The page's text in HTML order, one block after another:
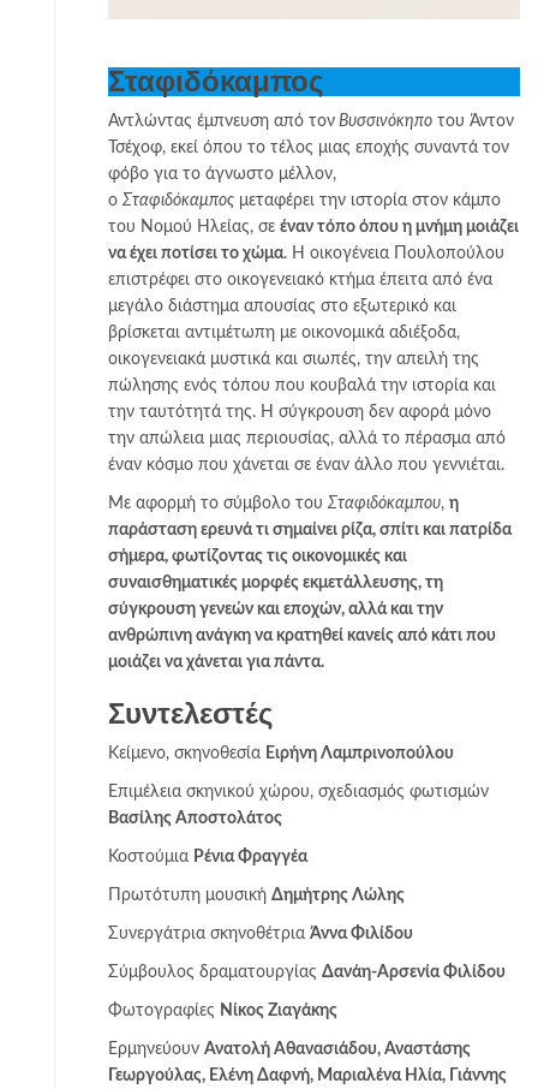
Σταφιδόκαμπος
Αντλώντας έμπνευση από τον Βυσσινόκηπο του Άντον
Τσέχοφ, εκεί όπου το τέλος μιας εποχής συναντά τον
φόβο για το άγνωστο μέλλον,
ο Σταφιδόκαμπος μεταφέρει την ιστορία στον κάμπο
του Νομού Ηλείας, σε έναν τόπο όπου η μνήμη μοιάζει
να έχει ποτίσει το χώμα. Η οικογένεια Πουλοπούλου
επιστρέφει στο οικογενειακό κτήμα έπειτα από ένα
μεγάλο διάστημα απουσίας στο εξωτερικό και
βρίσκεται αντιμέτωπη με οικονομικά αδιέξοδα,
οικογενειακά μυστικά και σιωπές, την απειλή της
πώλησης ενός τόπου που κουβαλά την ιστορία και
την ταυτότητά της. Η σύγκρουση δεν αφορά μόνο
την απώλεια μιας περιουσίας, αλλά το πέρασμα από
έναν κόσμο που χάνεται σε έναν άλλο που γεννιέται.
Με αφορμή το σύμβολο του Σταφιδόκαμπου, η
παράσταση ερευνά τι σημαίνει ρίζα, σπίτι και πατρίδα
σήμερα, φωτίζοντας τις οικονομικές και
συναισθηματικές μορφές εκμετάλλευσης, τη
σύγκρουση γενεών και εποχών, αλλά και την
ανθρώπινη ανάγκη να κρατηθεί κανείς από κάτι που
μοιάζει να χάνεται για πάντα.
Συντελεστές
Κείμενο, σκηνοθεσία Ειρήνη Λαμπρινοπούλου
Επιμέλεια σκηνικού χώρου, σχεδιασμός φωτισμών
Βασίλης Αποστολάτος
Κοστούμια Ρένια Φραγγέα
Πρωτότυπη μουσική Δημήτρης Λώλης
Συνεργάτρια σκηνοθέτρια Άννα Φιλίδου
Σύμβουλος δραματουργίας Δανάη-Αρσενία Φιλίδου
Φωτογραφίες Νίκος Ζιαγάκης
Ερμηνεύουν Ανατολή Αθανασιάδου, Αναστάσης
Γεωργούλας, Ελένη Δαφνή, Μαριαλένα Ηλία, Γιάννης